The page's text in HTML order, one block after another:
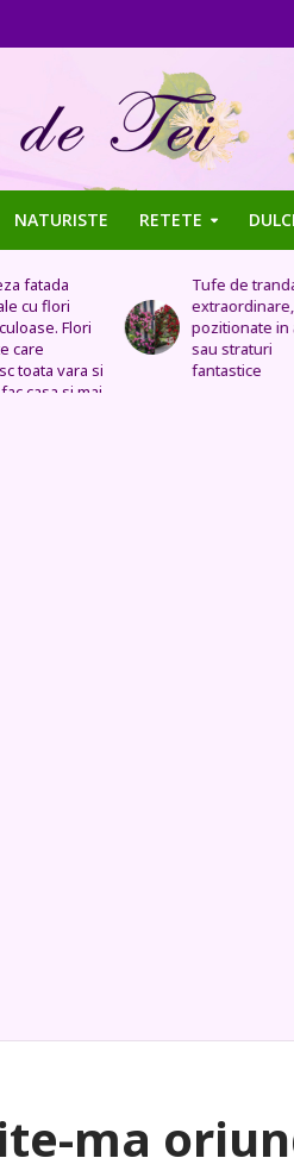
NATURISTE RETETE
trandafiri
in arcade
flori colorate
absolut
ideale pentru
curtea ta
ma